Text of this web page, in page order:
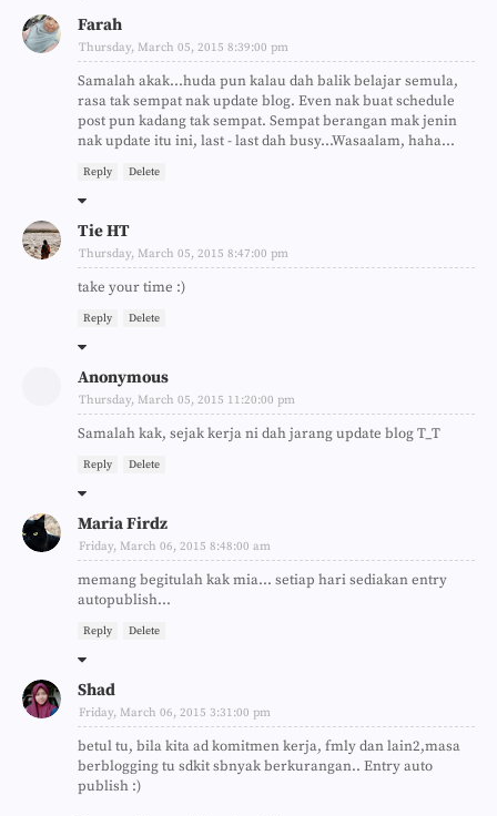
Farah
Thursday, March 05, 2015 8:39:00 pm
Samalah akak...huda pun kalau dah balik belajar semula,
rasa tak sempat nak update blog. Even nak buat schedule
post pun kadang tak sempat. Sempat berangan mak jenin
nak update itu ini, last - last dah busy...Wasaalam, haha...
Reply Delete
Tie HT
Thursday, March 05, 2015 8:47:00 pm
take your time :)
Reply Delete
Anonymous
Thursday, March 05, 2015 11:20:00 pm
Samalah kak, sejak kerja ni dah jarang update blog T_T
Reply Delete
Maria Firdz
Friday, March 06, 2015 8:48:00 am
memang begitulah kak mia... setiap hari sediakan entry
autopublish...
Reply Delete
Shad
Friday, March 06, 2015 3:31:00 pm
betul tu, bila kita ad komitmen kerja, fmly dan lain2,masa
berblogging tu sdkit sbnyak berkurangan.. Entry auto
publish :)